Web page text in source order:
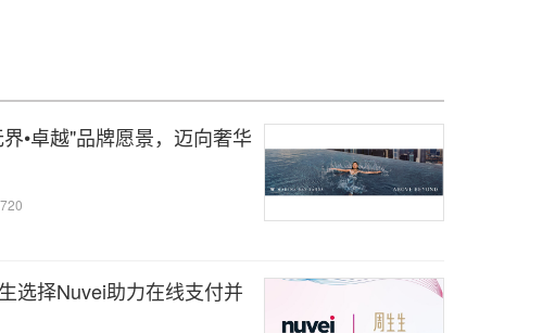
•卓越"品牌愿景，迈向奢华
选择Nuvei助力在线支付并